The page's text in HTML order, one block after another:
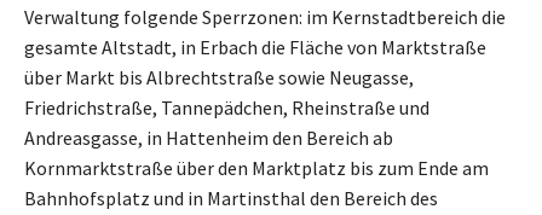
Verwaltung folgende Sperrzonen: im Kernstadtbereich die
gesamte Altstadt, in Erbach die Fläche von Marktstraße
über Markt bis Albrechtstraße sowie Neugasse,
Friedrichstraße, Tannepädchen, Rheinstraße und
Andreasgasse, in Hattenheim den Bereich ab
Kornmarktstraße über den Marktplatz bis zum Ende am
Bahnhofsplatz und in Martinsthal den Bereich des